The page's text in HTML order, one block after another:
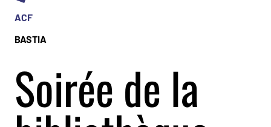
ACF
BASTIA
Soirée de la